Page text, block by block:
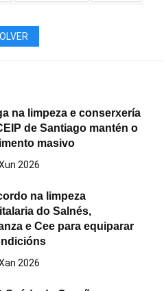
na limpeza e conserxería
de Santiago mantén o
masivo
2026
na limpeza
do Salnés,
e Cee para equiparar
2026